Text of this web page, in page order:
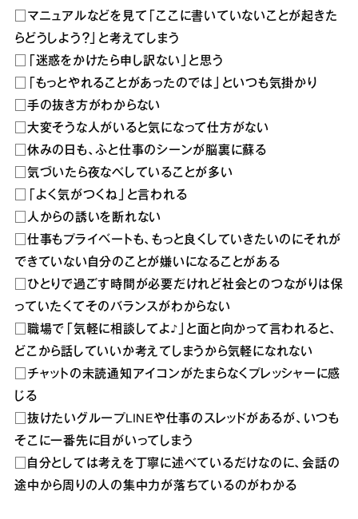
□マニュアルなどを見て「ここに書いていないことが起きた
らどうしよう？」と考えてしまう
□「迷惑をかけたら申し訳ない」と思う
□「もっとやれることがあったのでは」といつも気掛かり
□手の抜き方がわからない
□大変そうな人がいると気になって仕方がない
□休みの日も、ふと仕事のシーンが脳裏に蘇る
□気づいたら夜なべしていることが多い
□「よく気がつくね」と言われる
□人からの誘いを断れない
□仕事もプライベートも、もっと良くしていきたいのにそれが
できていない自分のことが嫌いになることがある
□ひとりで過ごす時間が必要だけれど社会とのつながりは保
っていたくてそのバランスがわからない
□職場で「気軽に相談してよ♪」と面と向かって言われると、
どこから話していいか考えてしまうから気軽になれない
□チャットの未読通知アイコンがたまらなくプレッシャーに感
じる
□抜けたいグループLINEや仕事のスレッドがあるが、いつも
そこに一番先に目がいってしまう
□自分としては考えを丁寧に述べているだけなのに、会話の
途中から周りの人の集中力が落ちているのがわかる